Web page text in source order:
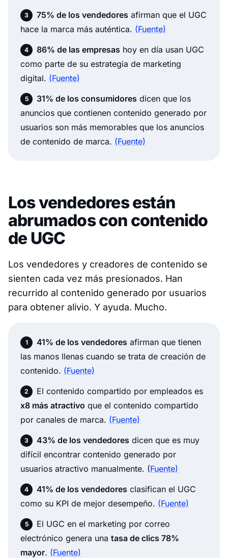
75% de los vendedores afirman que el UGC
hace la marca más auténtica. (Fuente)
86% de las empresas hoy en día usan UGC
como parte de su estrategia de marketing
digital. (Fuente)
31% de los consumidores dicen que los
anuncios que contienen contenido generado por
usuarios son más memorables que los anuncios
de contenido de marca. (Fuente)
Los vendedores están
abrumados con contenido
de UGC
Los vendedores y creadores de contenido se
sienten cada vez más presionados. Han
recurrido al contenido generado por usuarios
para obtener alivio. Y ayuda. Mucho.
41% de los vendedores afirman que tienen
las manos llenas cuando se trata de creación de
contenido. (Fuente)
El contenido compartido por empleados es
x8 más atractivo que el contenido compartido
por canales de marca. (Fuente)
43% de los vendedores dicen que es muy
difícil encontrar contenido generado por
usuarios atractivo manualmente. (Fuente)
41% de los vendedores clasifican el UGC
como su KPI de mejor desempeño. (Fuente)
El UGC en el marketing por correo
electrónico genera una tasa de clics 78%
mayor. (Fuente)